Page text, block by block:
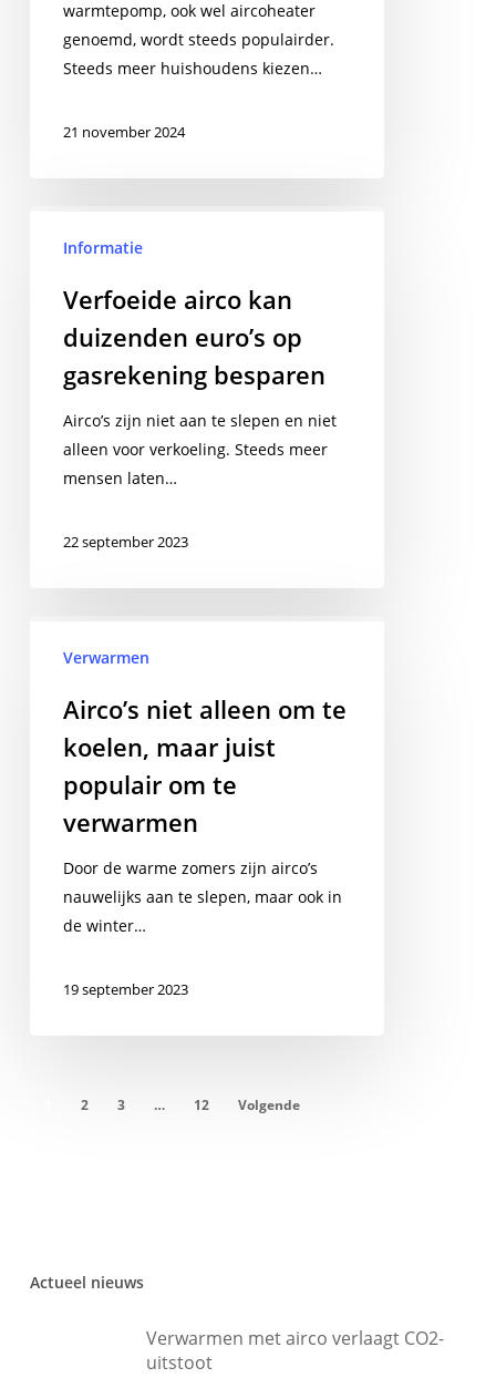
warmtepomp, ook wel aircoheater
genoemd, wordt steeds populairder.
Steeds meer huishoudens kiezen…
21 november 2024
airco
duizenden
euro’s
gasrekening
besparen
Informatie
Verfoeide airco kan
duizenden euro’s op
gasrekening besparen
Airco’s zijn niet aan te slepen en niet
alleen voor verkoeling. Steeds meer
mensen laten…
22 september 2023
maar
populair
Verwarmen
Airco’s niet alleen om te
koelen, maar juist
populair om te
verwarmen
Door de warme zomers zijn airco’s
nauwelijks aan te slepen, maar ook in
de winter…
19 september 2023
2 3 … 12 Volgende
Actueel nieuws
Verwarmen met airco verlaagt CO2-
uitstoot